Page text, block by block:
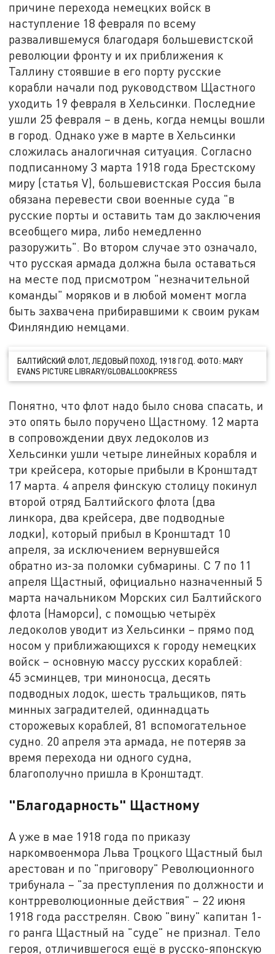
причине перехода немецких войск в
наступление 18 февраля по всему
развалившемуся благодаря большевистской
революции фронту и их приближения к
Таллину стоявшие в его порту русские
корабли начали под руководством Щастного
уходить 19 февраля в Хельсинки. Последние
ушли 25 февраля – в день, когда немцы вошли
в город. Однако уже в марте в Хельсинки
сложилась аналогичная ситуация. Согласно
подписанному 3 марта 1918 года Брестскому
миру (статья V), большевистская Россия была
обязана перевести свои военные суда "в
русские порты и оставить там до заключения
всеобщего мира, либо немедленно
разоружить". Во втором случае это означало,
что русская армада должна была оставаться
на месте под присмотром "незначительной
команды" моряков и в любой момент могла
быть захвачена прибиравшими к своим рукам
Финляндию немцами.
БАЛТИЙСКИЙ ФЛОТ, ЛЕДОВЫЙ ПОХОД, 1918 ГОД. ФОТО: MARY
EVANS PICTURE LIBRARY/GLOBALLOOKPRESS
Понятно, что флот надо было снова спасать, и
это опять было поручено Щастному. 12 марта
в сопровождении двух ледоколов из
Хельсинки ушли четыре линейных корабля и
три крейсера, которые прибыли в Кронштадт
17 марта. 4 апреля финскую столицу покинул
второй отряд Балтийского флота (два
линкора, два крейсера, две подводные
лодки), который прибыл в Кронштадт 10
апреля, за исключением вернувшейся
обратно из-за поломки субмарины. С 7 по 11
апреля Щастный, официально назначенный 5
марта начальником Морских сил Балтийского
флота (Наморси), с помощью четырёх
ледоколов уводит из Хельсинки – прямо под
носом у приближающихся к городу немецких
войск – основную массу русских кораблей:
45 эсминцев, три миноносца, десять
подводных лодок, шесть тральщиков, пять
минных заградителей, одиннадцать
сторожевых кораблей, 81 вспомогательное
судно. 20 апреля эта армада, не потеряв за
время перехода ни одного судна,
благополучно пришла в Кронштадт.
"Благодарность" Щастному
А уже в мае 1918 года по приказу
наркомвоенмора Льва Троцкого Щастный был
арестован и по "приговору" Революционного
трибунала – "за преступления по должности и
контрреволюционные действия" – 22 июня
1918 года расстрелян. Свою "вину" капитан 1-
го ранга Щастный на "суде" не признал. Тело
героя, отличившегося ещё в русско-японскую